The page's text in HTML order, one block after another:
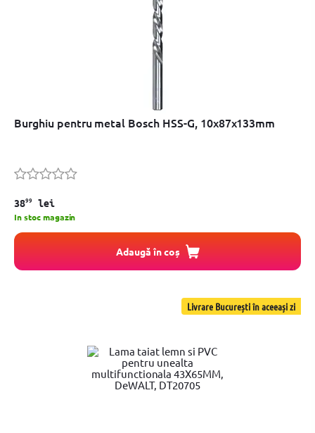
Burghiu pentru metal Bosch HSS-G, 10x87x133mm
3899 lei
In stoc magazin
Adaugă în coș
Livrare București în aceeași zi